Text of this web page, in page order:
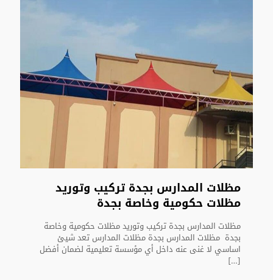
مظلات المدارس بجدة تركيب وتوريد
مظلات حكومية وخاصة بجدة
مظلات المدارس بجدة تركيب وتوريد مظلات حكومية وخاصة
بجدة مظلات المدارس بجدة مظلات المدارس تعد شيئ
اساسي لا غنى عنه داخل أي مؤسسة تعليمية لضمان أفضل
[…]